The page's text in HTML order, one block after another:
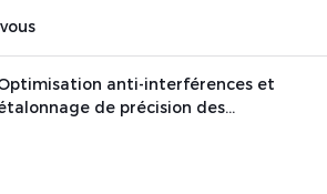
anti-interférences et
de précision des